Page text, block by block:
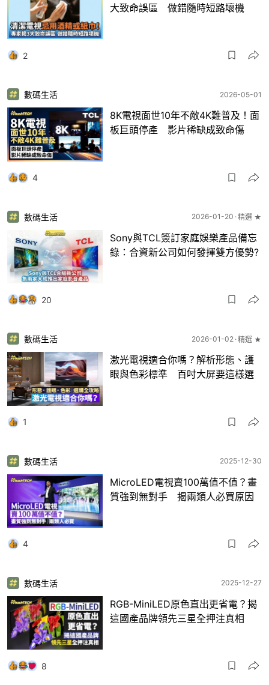
大致命誤區 做錯隨時短路壞機
2
數碼生活 2026-05-01
8K電視面世10年不敵4K難普及！面
板巨頭停產 影片稀缺成致命傷
4
數碼生活 2026-01-20 精選 ★
Sony與TCL簽訂家庭娛樂產品備忘
錄：合資新公司如何發揮雙方優勢?
20
數碼生活 2026-01-02 精選 ★
激光電視適合你嗎？解析形態、護
眼與色彩標準 百吋大屏要這樣選
1
數碼生活 2025-12-30
MicroLED電視賣100萬值不值？畫
質強到無對手 揭兩類人必買原因
4
數碼生活 2025-12-27
RGB-MiniLED原色直出更省電？揭
這國產品牌領先三星全押注真相
8